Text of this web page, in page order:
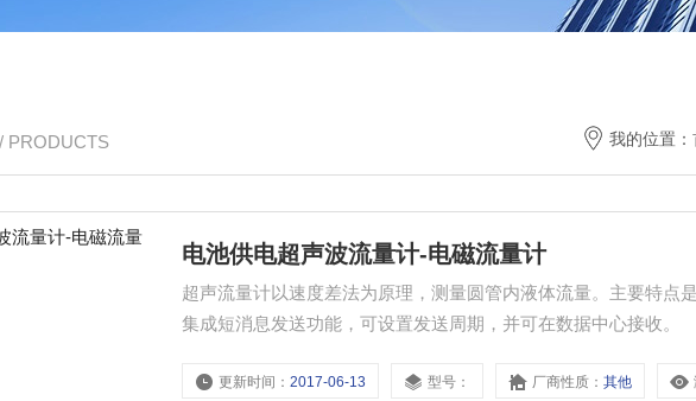
/ PRODUCTS 我的位置：
电池供电超声波流量计-电磁流量计
超声流量计以速度差法为原理，测量圆管内液体流量。主要特点
集成短消息发送功能，可设置发送周期，并可在数据中心接收。
更新时间：2017-06-13 型号： 厂商性质：其他